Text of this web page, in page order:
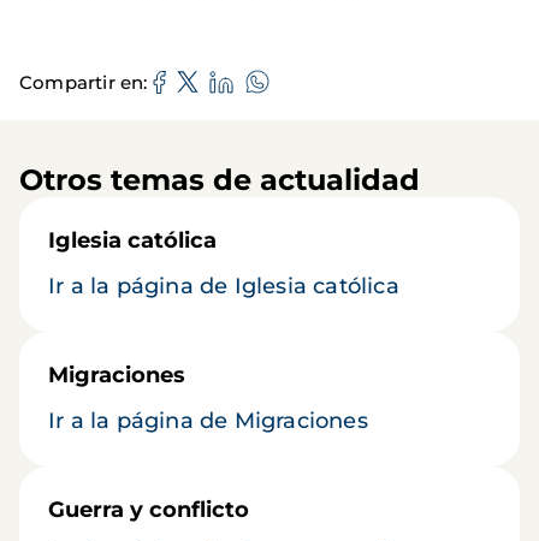
Compartir en
Otros temas de actualidad
Iglesia católica
Ir a la página de Iglesia católica
Migraciones
Ir a la página de Migraciones
Guerra y conflicto